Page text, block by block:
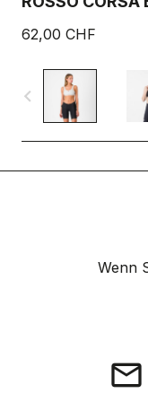
62,00 CHF
navigate_before
Wenn
email